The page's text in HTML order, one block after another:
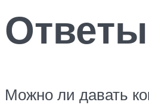
Можно ли давать